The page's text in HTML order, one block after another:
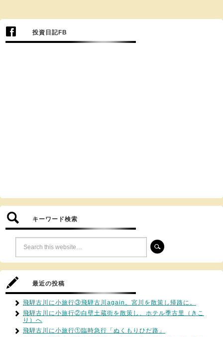
投資日記FB
キーワード検索
最近の投稿
飛騨古川に小旅行③飛騨古川again。宮川を散策し帰路に。
飛騨古川に小旅行②白壁土蔵街を散策し、ホテル季古里（きこ
り）へ
飛騨古川に小旅行①臨時急行「ぬくもりひだ路」